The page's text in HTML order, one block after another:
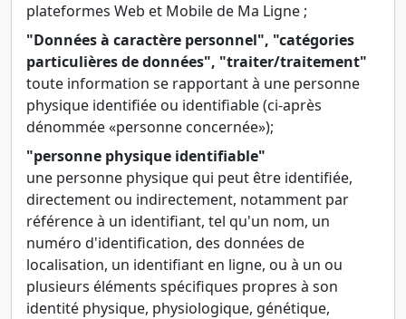
plateformes Web et Mobile de Ma Ligne ;
"Données à caractère personnel", "catégories
particulières de données", "traiter/traitement"
toute information se rapportant à une personne
physique identifiée ou identifiable (ci-après
dénommée «personne concernée»);
"personne physique identifiable"
une personne physique qui peut être identifiée,
directement ou indirectement, notamment par
référence à un identifiant, tel qu'un nom, un
numéro d'identification, des données de
localisation, un identifiant en ligne, ou à un ou
plusieurs éléments spécifiques propres à son
identité physique, physiologique, génétique,